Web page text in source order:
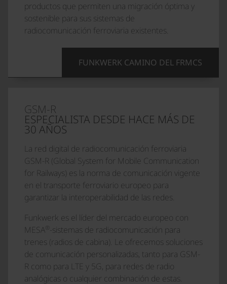
productos que permiten una migración óptima y
sostenible para sus sistemas de
radiocomunicación ferroviaria existentes.
FUNKWERK CAMINO DEL FRMCS
GSM-R
ESPECIALISTA DESDE HACE MÁS DE
30 AÑOS
La red digital de radiocomunicación ferroviaria
GSM-R (Global System for Mobile Communication
for Railways) es la norma de comunicación vigente
en el transporte ferroviario europeo para
garantizar la interoperabilidad de las redes.
Funkwerk es el líder del mercado europeo con
MESA -sistemas de radiocomunicación para
trenes (radios de cabina). Le ofrecemos soluciones
de comunicación personalizadas, tanto para GSM-
R como para LTE y 5G, para redes de radio
analógicas o cualquier combinación de estas.